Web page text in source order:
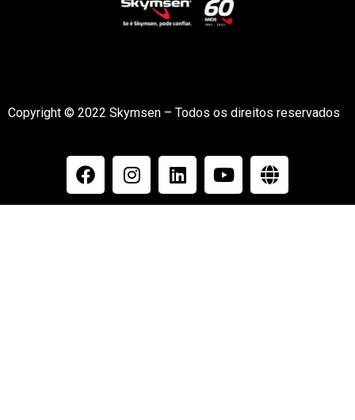
Copyright © 2022 Skymsen – Todos os direitos reservados